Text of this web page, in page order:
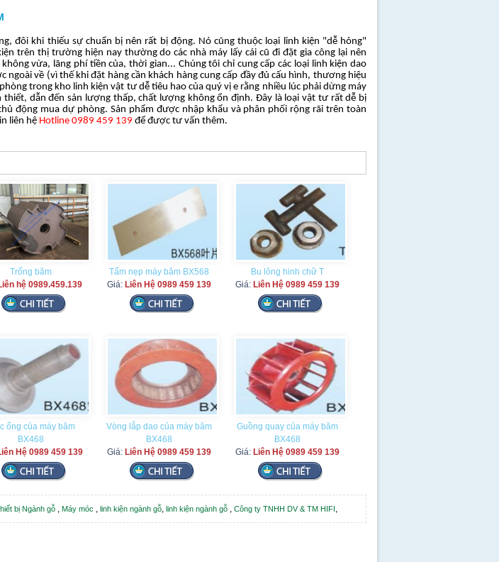
đôi khi thiếu sự chuẩn bị nên rất bị động. Nó cũng thuộc loại linh kiện "dễ hỏng"
trên thị trường hiện nay thường do các nhà máy lấy cái cũ đi đặt gia công lại nên
vừa, lãng phí tiền của, thời gian... Chúng tôi chỉ cung cấp các loại linh kiện dao
về (vì thế khi đặt hàng cần khách hàng cung cấp đầy đủ cấu hình, thương hiệu
trong kho linh kiện vật tư dễ tiêu hao của quý vị e rằng nhiều lúc phải dừng máy
dẫn đến sản lượng thấp, chất lượng không ổn định. Đây là loại vật tư rất dễ bị
động mua dự phòng. Sản phẩm được nhập khẩu và phân phối rộng rãi trên toàn
liên hệ Hotline 0989 459 139 để được tư vấn thêm.
Trống băm
hệ 0989.459.139
Tấm nẹp máy băm BX568
Giá: Liên Hệ 0989 459 139
Bu lông hinh chữ T
Giá: Liên Hệ 0989 459 139
ống của máy băm
BX468
Hệ 0989 459 139
Vòng lắp dao của máy băm
BX468
Giá: Liên Hệ 0989 459 139
Guồng quay của máy băm
BX468
Giá: Liên Hệ 0989 459 139
bị Ngành gỗ , Máy móc , linh kiện ngành gỗ, linh kiện ngành gỗ , Công ty TNHH DV & TM HIFI ,